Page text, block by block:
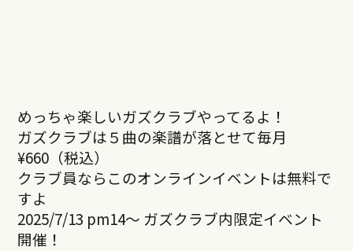
めっちゃ楽しいガズクラブやってるよ！
ガズクラブは５曲の楽譜が落とせて毎月
¥660（税込）
クラブ員ならこのオンラインイベントは無料で
すよ
2025/7/13 pm14～ ガズクラブ内限定イベント
開催！